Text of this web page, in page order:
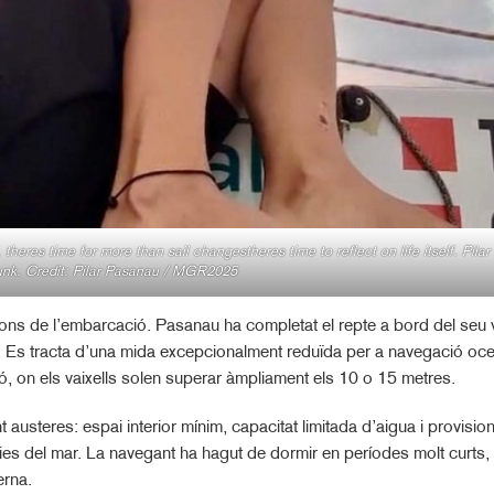
time for more than sail changestheres time to reflect on life itself. Pilar
Credit: Pilar Pasanau / MGR2025
de l’embarcació. Pasanau ha completat el repte a bord del seu
tracta d’una mida excepcionalment reduïda per a navegació
on els vaixells solen superar àmpliament els 10 o 15 metres.
espai interior mínim, capacitat limitada d’aigua i
del mar. La navegant ha hagut de dormir en períodes molt curts,